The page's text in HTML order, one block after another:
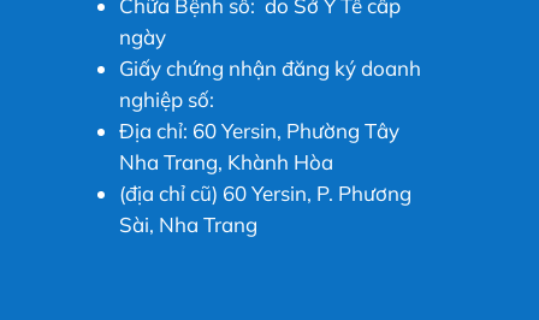
Chữa Bệnh số: do Sở Y Tế cấp
ngày
Giấy chứng nhận đăng ký doanh
nghiệp số:
Địa chỉ: 60 Yersin, Phường Tây
Nha Trang, Khành Hòa
(địa chỉ cũ) 60 Yersin, P. Phương
Sài, Nha Trang